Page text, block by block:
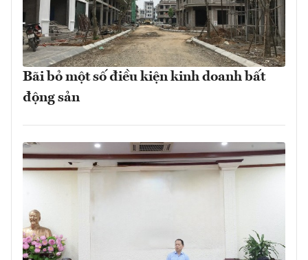
Bãi bỏ một số điều kiện kinh doanh bất
động sản